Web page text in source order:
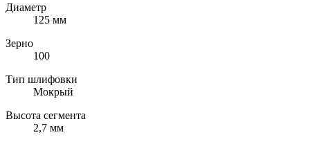
Диаметр
125 мм
Зерно
100
Тип шлифовки
Мокрый
Высота сегмента
2,7 мм